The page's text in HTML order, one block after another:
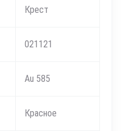
Крест
021121
Au 585
Красное